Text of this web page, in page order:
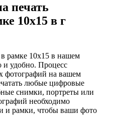
печать
10х15 в г
в рамке 10х15 в нашем
и удобно. Процесс
фотографий на вашем
любые цифровые
снимки, портреты или
необходимо
и рамки, чтобы ваши фото